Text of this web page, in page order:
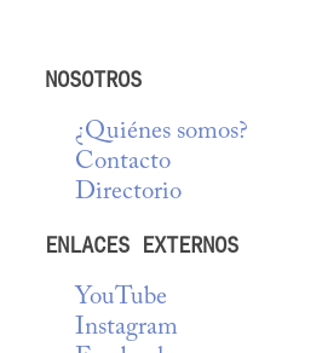
NOSOTROS
¿Quiénes somos?
Contacto
Directorio
ENLACES EXTERNOS
YouTube
Instagram